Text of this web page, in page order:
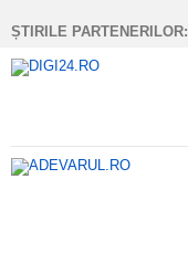
ȘTIRILE PARTENERILOR: